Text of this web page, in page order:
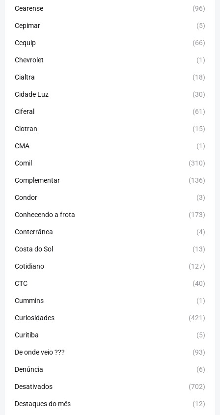
Cearense (96)
Cepimar (5)
Cequip (66)
Chevrolet (1)
Cialtra (18)
Cidade Luz (30)
Ciferal (61)
Clotran (15)
CMA (1)
Comil (310)
Complementar (136)
Condor (3)
Conhecendo a frota (173)
Conterrânea (4)
Costa do Sol (13)
Cotidiano (127)
CTC (40)
Cummins (1)
Curiosidades (421)
Curitiba (5)
De onde veio ??? (93)
Denúncia (6)
Desativados (702)
Destaques do mês (12)